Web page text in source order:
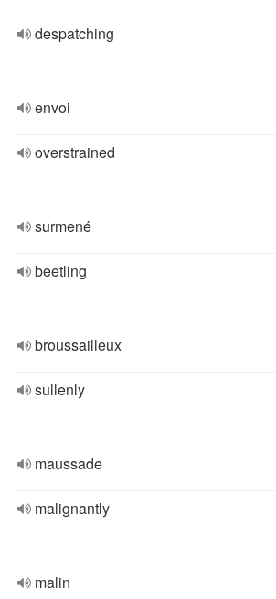
despatching
envoi
overstrained
surmené
beetling
broussailleux
sullenly
maussade
malignantly
malin